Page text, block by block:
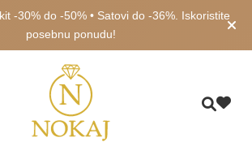
-30% do -50% • Satovi do -36%. Iskoristite
posebnu ponudu!